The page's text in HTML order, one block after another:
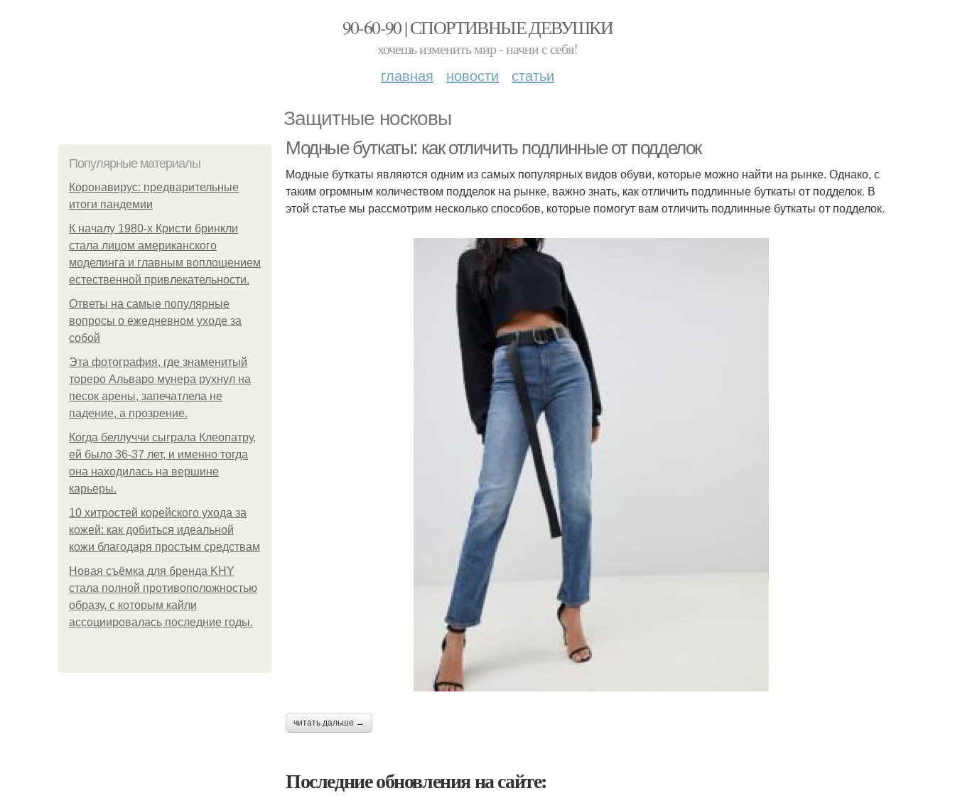
90-60-90 | СПОРТИВНЫЕ ДЕВУШКИ
хочешь изменить мир - начни с себя!
главная новости статьи
Защитные носковы
Популярные материалы
Коронавирус: предварительные
итоги пандемии
К началу 1980-х Кристи бринкли
стала лицом американского
моделинга и главным воплощением
естественной привлекательности.
Ответы на самые популярные
вопросы о ежедневном уходе за
собой
Эта фотография, где знаменитый
тореро Альваро мунера рухнул на
песок арены, запечатлела не
падение, а прозрение.
Когда беллуччи сыграла Клеопатру,
ей было 36-37 лет, и именно тогда
она находилась на вершине
карьеры.
10 хитростей корейского ухода за
кожей: как добиться идеальной
кожи благодаря простым средствам
Новая съёмка для бренда KHY
стала полной противоположностью
образу, с которым кайли
ассоциировалась последние годы.
Модные буткаты: как отличить подлинные от подделок
Модные буткаты являются одним из самых популярных видов обуви, которые можно найти на рынке. Однако, с
таким огромным количеством подделок на рынке, важно знать, как отличить подлинные буткаты от подделок. В
этой статье мы рассмотрим несколько способов, которые помогут вам отличить подлинные буткаты от подделок.
читать дальше →
Последние обновления на сайте: